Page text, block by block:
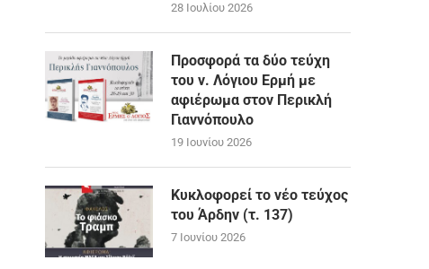
28 Ιουλίου 2026
Προσφορά τα δύο τεύχη
του ν. Λόγιου Ερμή με
αφιέρωμα στον Περικλή
Γιαννόπουλο
19 Ιουνίου 2026
Κυκλοφορεί το νέο τεύχος
του Άρδην (τ. 137)
7 Ιουνίου 2026